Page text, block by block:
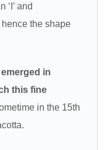
and
hence the shape
in
this fine
in the 15th